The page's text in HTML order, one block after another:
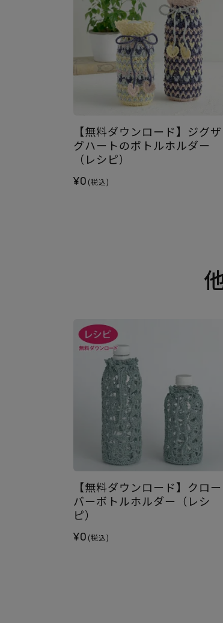
【無料ダウンロード】ジグザ
グハートのボトルホルダー
（レシピ）
¥0 (税込)
【無料ダウンロード】クロー
バーボトルホルダー（レシ
ピ）
¥0 (税込)